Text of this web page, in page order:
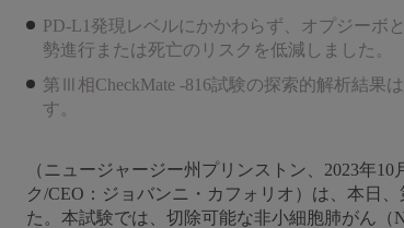
PD-L1発現レベルにかかわらず、オプジーボ
勢進行または死亡のリスクを低減しました。
第Ⅲ相CheckMate -816試験の探索的解析結果
す。
（ニュージャージー州プリンストン、2023年
ク/CEO：ジョバンニ・カフォリオ）は、本日
た。本試験では、切除可能な非小細胞肺がん